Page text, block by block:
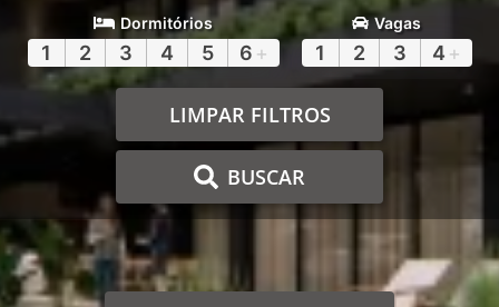
Dormitórios
1 2 3 4 5 6 +
Vagas
1 2 3 4 +
LIMPAR FILTROS
BUSCAR